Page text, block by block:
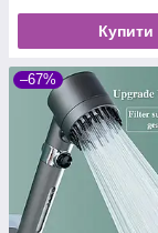
Купити
–67%